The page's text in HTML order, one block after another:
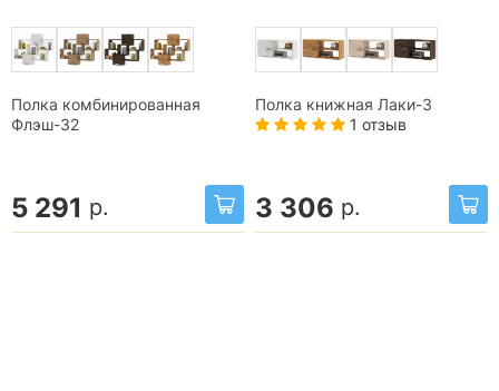
Полка комбинированная
Флэш-32
5 291 р.
Полка книжная Лаки-3
1 отзыв
3 306 р.